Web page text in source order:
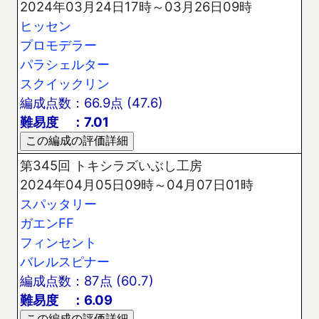
2024年03月24日17時～03月26日09時
ヒッセン
プロモデラー
パラシェルター
スクイックリン
編成点数：66.9点 (47.6)
難易度 ：7.01
第345回 トキシラズいぶし工房
2024年04月05日09時～04月07日01時
スパッタリー
ガエンFF
フィンセント
バレルスピナー
編成点数：87点 (60.7)
難易度 ：6.09